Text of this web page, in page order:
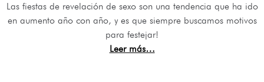
Las fiestas de revelación de sexo son una tendencia que ha ido
en aumento año con año, y es que siempre buscamos motivos
para festejar!
Leer más…